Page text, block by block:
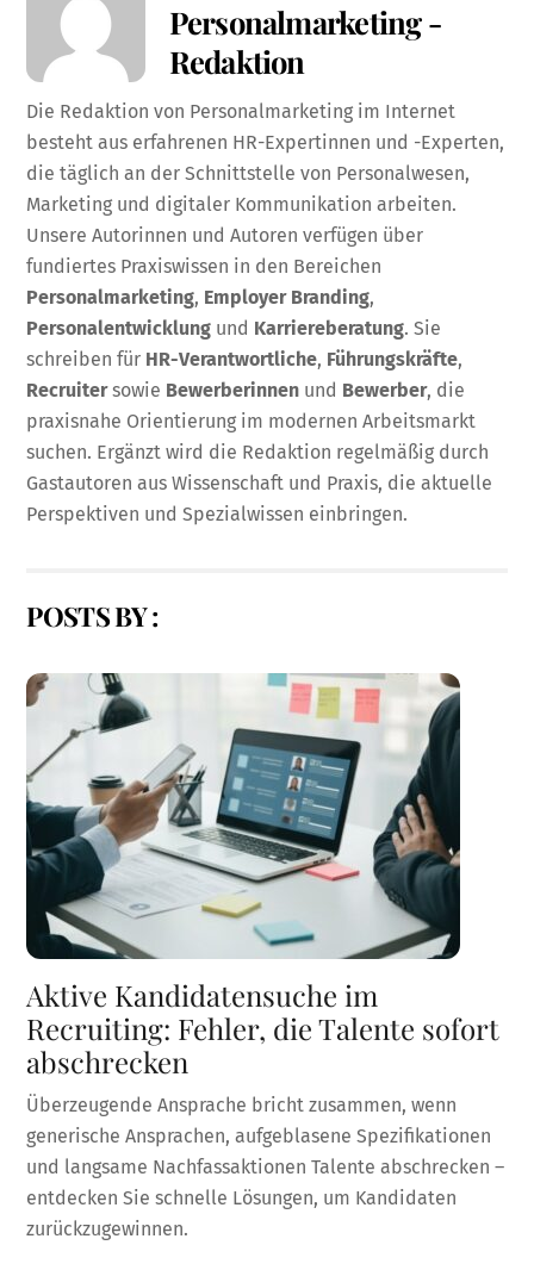
Personalmarketing -
Redaktion
Die Redaktion von Personalmarketing im Internet
besteht aus erfahrenen HR-Expertinnen und -Experten,
die täglich an der Schnittstelle von Personalwesen,
Marketing und digitaler Kommunikation arbeiten.
Unsere Autorinnen und Autoren verfügen über
fundiertes Praxiswissen in den Bereichen
Personalmarketing, Employer Branding,
Personalentwicklung und Karriereberatung. Sie
schreiben für HR-Verantwortliche, Führungskräfte,
Recruitersowie Bewerberinnen und Bewerber, die
praxisnahe Orientierung im modernen Arbeitsmarkt
suchen. Ergänzt wird die Redaktion regelmäßig durch
Gastautoren aus Wissenschaft und Praxis, die aktuelle
Perspektiven und Spezialwissen einbringen.
POSTS BY :
Aktive Kandidatensuche im
Recruiting: Fehler, die Talente sofort
abschrecken
Überzeugende Ansprache bricht zusammen, wenn
generische Ansprachen, aufgeblasene Spezifikationen
und langsame Nachfassaktionen Talente abschrecken –
entdecken Sie schnelle Lösungen, um Kandidaten
zurückzugewinnen.